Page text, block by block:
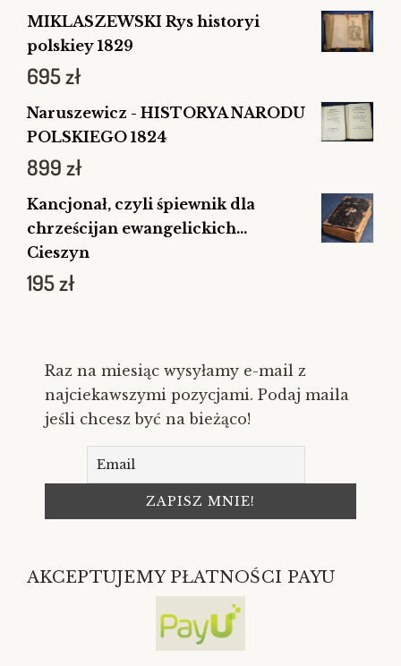
MIKLASZEWSKI Rys historyi
polskiey 1829
695zł
Naruszewicz - HISTORYA NARODU
POLSKIEGO 1824
899zł
Kancjonał, czyli śpiewnik dla
chrześcijan ewangelickich...
Cieszyn
195zł
Raz na miesiąc wysyłamy e-mail z
najciekawszymi pozycjami. Podaj maila
jeśli chcesz być na bieżąco!
AKCEPTUJEMY PŁATNOŚCI PAYU